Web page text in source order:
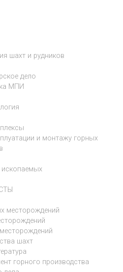
шахт и рудников
дело
МПИ
и монтажу горных
месторождений
шахт
горного производства